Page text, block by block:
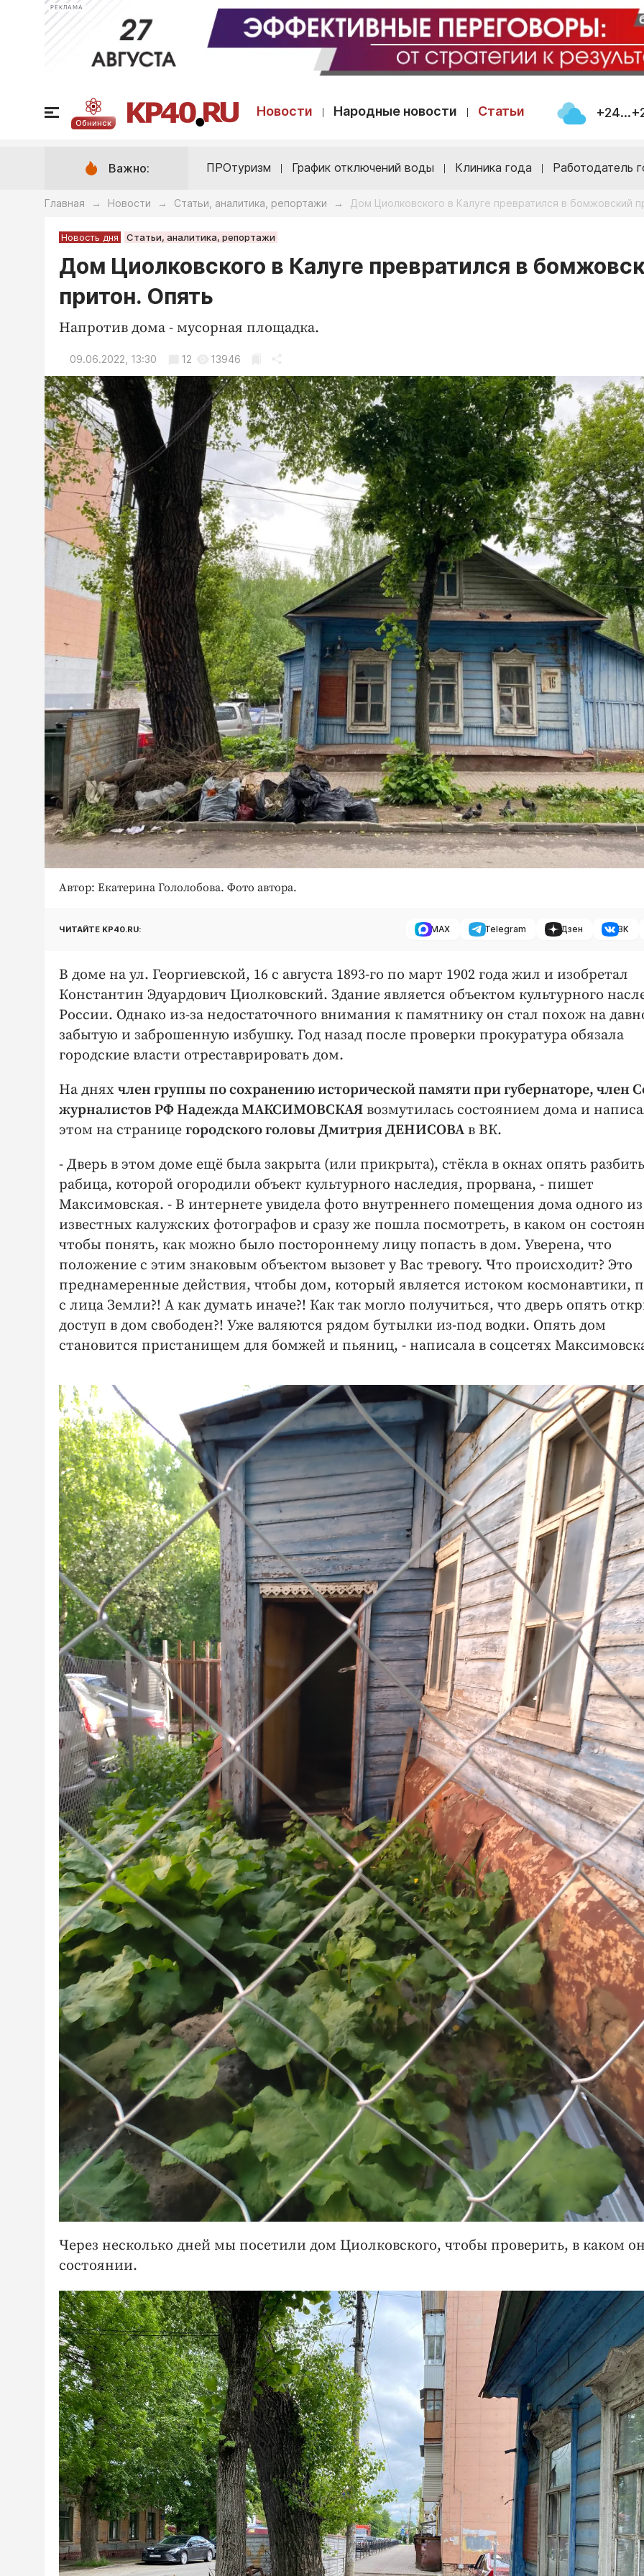
РЕКЛАМА
Обнинск
Новости Народные новости Статьи
Важно: ПРОтуризм График отключений воды Клиника года Работодатель
Главная → Новости → Статьи, аналитика, репортажи → Дом Циолковского в Калуге превратился в бомжовский
Новость дня Статьи, аналитика, репортажи
Дом Циолковского в Калуге превратился в
притон. Опять
Напротив дома - мусорная площадка.
09.06.2022, 13:30 12 13946
Автор: Екатерина Гололобова. Фото автора.
ЧИТАЙТЕ KP40.RU: MAX Telegram Дзен ВК
В доме на ул. Георгиевской, 16 с августа 1893-го по март 1902 года жил и изобретал
Константин Эдуардович Циолковский. Здание является объектом культурного
России. Однако из-за недостаточного внимания к памятнику он стал похож на
забытую и заброшенную избушку. Год назад после проверки прокуратура обязала
городские власти отреставрировать дом.
На днях член группы по сохранению исторической памяти при губернаторе, член
журналистов РФ Надежда МАКСИМОВСКАЯ возмутилась состоянием дома и
этом на странице городского головы Дмитрия ДЕНИСОВАв ВК.
- Дверь в этом доме ещё была закрыта (или прикрыта), стёкла в окнах опять
рабица, которой огородили объект культурного наследия, прорвана, - пишет
Максимовская. - В интернете увидела фото внутреннего помещения дома одного из
известных калужских фотографов и сразу же пошла посмотреть, в каком он
чтобы понять, как можно было постороннему лицу попасть в дом. Уверена, что
положение с этим знаковым объектом вызовет у Вас тревогу. Что происходит? Это
преднамеренные действия, чтобы дом, который является истоком космонавтики,
с лица Земли?! А как думать иначе?! Как так могло получиться, что дверь опять
доступ в дом свободен?! Уже валяются рядом бутылки из-под водки. Опять дом
становится пристанищем для бомжей и пьяниц, - написала в соцсетях
Через несколько дней мы посетили дом Циолковского, чтобы проверить, в каком
состоянии.